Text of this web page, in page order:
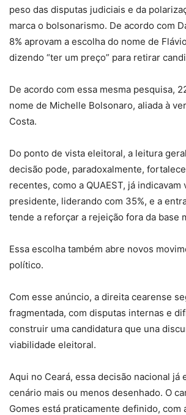
peso das disputas judiciais e da
marca o bolsonarismo. De acordo com
8% aprovam a escolha do nome de
dizendo “ter um preço” para retirar
De acordo com essa mesma pesquisa,
nome de Michelle Bolsonaro, aliada à
Costa.
Do ponto de vista eleitoral, a leitura
decisão pode, paradoxalmente,
recentes, como a QUAEST, já indicavam
presidente, liderando com 35%, e a
tende a reforçar a rejeição fora da base
Essa escolha também abre novos
político.
Com esse anúncio, a direita cearense
fragmentada, com disputas internas e
construir uma candidatura que una
viabilidade eleitoral.
Aqui no Ceará, essa decisão nacional já
cenário mais ou menos desenhado. O
Gomes está praticamente definido, com